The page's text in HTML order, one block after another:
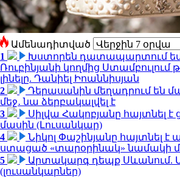
Ամենադիտված
1
Խստորեն դատապարտում եմ
Ռուբինյանի կողմից Ստամբուլում
լինելը. Դանիել Իոաննիսյան
2
Դերասանին մեղադրում են
մեջ․ նա ձերբակալվել է
3
Սիլվա Հակոբյանը հայտնել է
մասին (Լուսանկար)
4
Նիկոլ Փաշինյանը հայտնել է
ստացած «տարօրինակ» նամակի
5
Արտակարգ դեպք Սևանում.
(լուսանկարներ)